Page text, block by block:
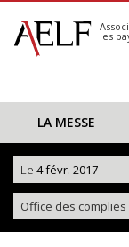
S'abonner
Calendrier
les
LA MESSE
Le 4 févr. 2017
Office des complies